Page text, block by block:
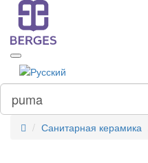
Санитарная керамика